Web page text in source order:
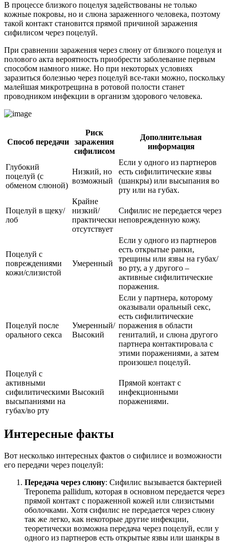
В процессе близкого поцелуя задействованы не только
кожные покровы, но и слюна зараженного человека, поэтому
такой контакт становится прямой причиной заражения
сифилисом через поцелуй.
При сравнении заражения через слюну от близкого поцелуя и
полового акта вероятность приобрести заболевание первым
способом намного ниже. Но при некоторых условиях
заразиться болезнью через поцелуй все-таки можно, поскольку
малейшая микротрещина в ротовой полости станет
проводником инфекции в организм здорового человека.
Способ передачи
Риск
заражения
сифилисом
Дополнительная
информация
Глубокий
поцелуй (с
обменом слюной)
Низкий, но
возможный
Если у одного из партнеров
есть сифилитические язвы
(шанкры) или высыпания во
рту или на губах.
Поцелуй в щеку/
лоб
Крайне
низкий/
практически
отсутствует
Сифилис не передается через
неповрежденную кожу.
Поцелуй с
повреждениями
кожи/слизистой
Умеренный
Если у одного из партнеров
есть открытые ранки,
трещины или язвы на губах/
во рту, а у другого –
активные сифилитические
поражения.
Поцелуй после
орального секса
Умеренный/
Высокий
Если у партнера, которому
оказывали оральный секс,
есть сифилитические
поражения в области
гениталий, и слюна другого
партнера контактировала с
этими поражениями, а затем
произошел поцелуй.
Поцелуй с
активными
сифилитическими
высыпаниями на
губах/во рту
Высокий
Прямой контакт с
инфекционными
поражениями.
Интересные факты
Вот несколько интересных фактов о сифилисе и возможности
его передачи через поцелуй:
Передача через слюну: Сифилис вызывается бактерией
Treponema pallidum, которая в основном передается через
прямой контакт с пораженной кожей или слизистыми
оболочками. Хотя сифилис не передается через слюну
так же легко, как некоторые другие инфекции,
теоретически возможна передача через поцелуй, если у
одного из партнеров есть открытые язвы или шанкры в